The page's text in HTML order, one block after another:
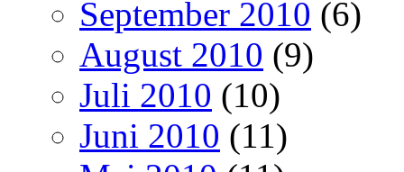
September 2010 (6)
August 2010 (9)
Juli 2010 (10)
Juni 2010 (11)